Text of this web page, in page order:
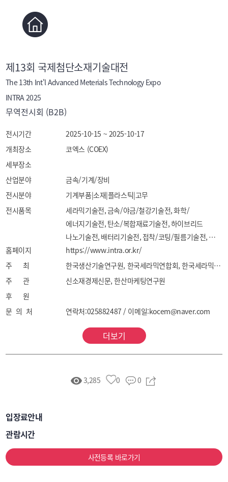
제13회 국제첨단소재기술대전
The 13th Int'l Advanced Meterials Technology Expo
INTRA 2025
무역전시회 (B2B)
전시기간
2025-10-15 ~ 2025-10-17
개최장소
코엑스 (COEX)
세부장소
산업분야
금속/기계/장비
전시분야
기계부품|소재|플라스틱|고무
전시품목
세라믹기술전, 금속/야금/철강기술전, 화학/
에너지기술전, 탄소/복합재료기술전, 하이브리드
나노기술전, 배터리기술전, 접착/코팅/필름기술전,
전자디스플레이기술전, 소재생산/계측/분석/
실험장비전, 잔브장첵/R&D 기술전
홈페이지
https://www.intra.or.kr/
주 최
한국생산기술연구원, 한국세라믹연합회, 한국세라믹학회 Korea Institute of Industrial Technology, The Federation of Korea Ceramic Associations, The Korean Ceramic Society
주 관
신소재경제신문, 한산마케팅연구원
후 원
문 의 처
연락처:025882487 / 이메일:kocem@naver.com
더보기
3,285 0 0
입장료안내
관람시간
사전등록 바로가기